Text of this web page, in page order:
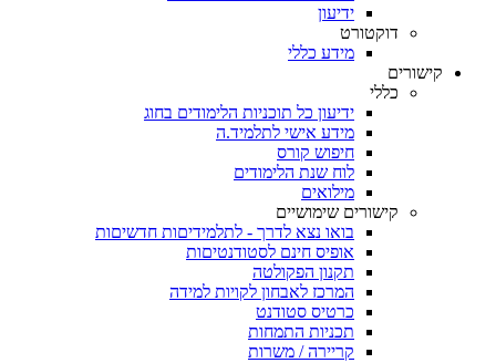
ידיעון
דוקטורט
מידע כללי
קישורים
כללי
ידיעון כל תוכניות הלימודים בחוג
מידע אישי לתלמיד.ה
חיפוש קורס
לוח שנת הלימודים
מילואים
קישורים שימושיים
בואו נצא לדרך - לתלמידיםות חדשיםות
אופיס חינם לסטודנטיםות
תקנון הפקולטה
המרכז לאבחון לקויות למידה
כרטיס סטודנט
תכניות התמחות
קריירה / משרות